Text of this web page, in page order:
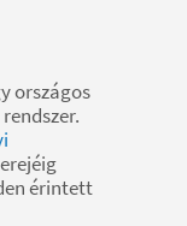
országos
érintett